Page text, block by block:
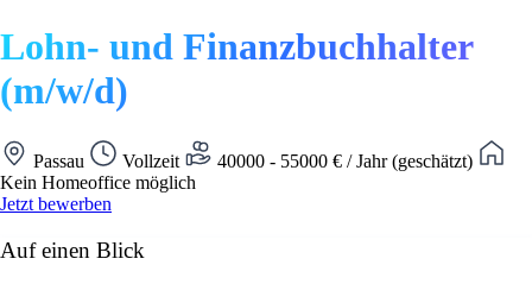
Lohn- und Finanzbuchhalter
(m/w/d)
Passau Vollzeit
40000 - 55000 € / Jahr (geschätzt)
Kein Homeoffice möglich
Jetzt bewerben
Auf einen Blick